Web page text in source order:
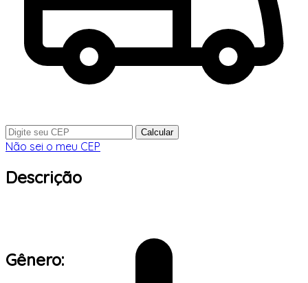
Calcular
Não sei o meu CEP
Descrição
Gênero: